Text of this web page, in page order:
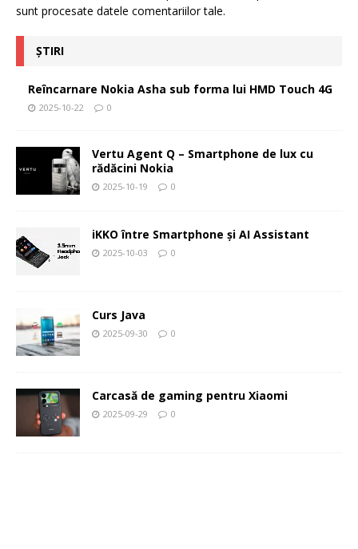
sunt procesate datele comentariilor tale.
ȘTIRI
Reîncarnare Nokia Asha sub forma lui HMD Touch 4G
2025-10-22 0
Vertu Agent Q – Smartphone de lux cu
rădăcini Nokia
2025-10-19 0
iKKO între Smartphone și AI Assistant
2025-10-03 0
Curs Java
2025-09-30 0
Carcasă de gaming pentru Xiaomi
2025-09-29 0